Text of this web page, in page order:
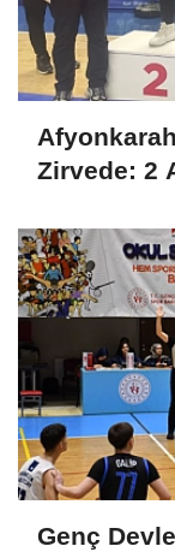
Zirvede: 2
Genç